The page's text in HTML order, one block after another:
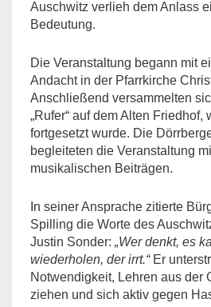
Auschwitz verlieh dem Anlass
Bedeutung.
Die Veranstaltung begann mit
Andacht in der Pfarrkirche
Anschließend versammelten
„Rufer“ auf dem Alten Friedhof,
fortgesetzt wurde. Die
begleiteten die Veranstaltung
musikalischen Beiträgen.
In seiner Ansprache zitierte
Spilling die Worte des
Justin Sonder: „Wer denkt, es
wiederholen, der irrt.“Er
Notwendigkeit, Lehren aus der
ziehen und sich aktiv gegen